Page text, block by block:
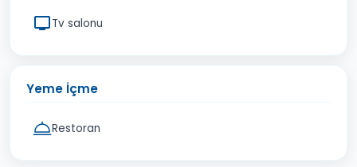
Tv salonu
Yeme İçme
Restoran